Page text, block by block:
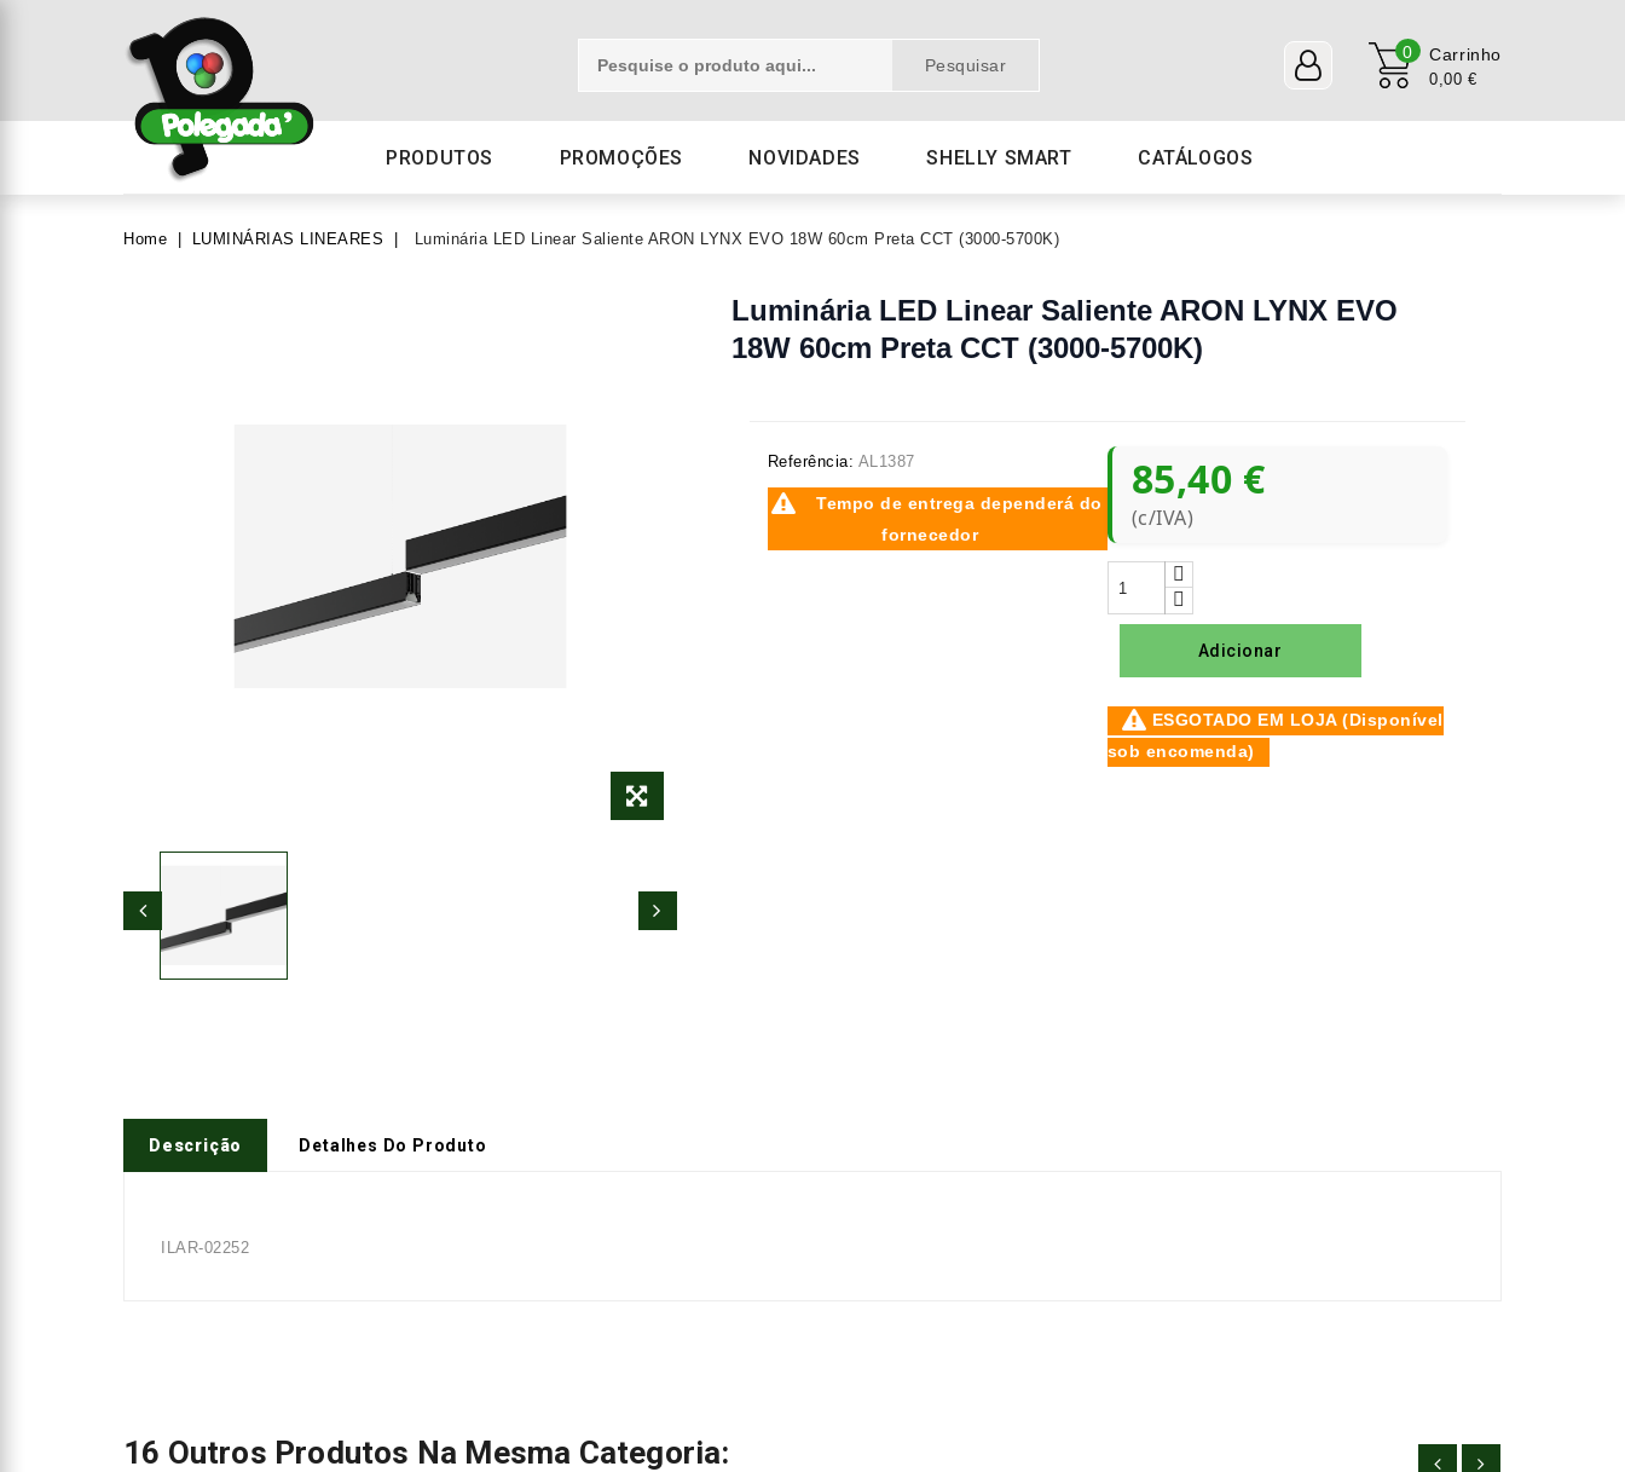
Carrinho
0,00 €
0
Pesquisar
PRODUTOS PROMOÇÕES NOVIDADES SHELLY SMART CATÁLOGOS
Home LUMINÁRIAS LINEARES Luminária LED Linear Saliente ARON LYNX EVO 18W 60cm Preta CCT (3000-5700K)
Luminária LED Linear Saliente ARON LYNX EVO
18W 60cm Preta CCT (3000-5700K)
Referência: AL1387
Tempo de entrega dependerá do
fornecedor
85,40 €
(c/IVA)
Adicionar
ESGOTADO EM LOJA (Disponível
sob encomenda)
Descrição Detalhes Do Produto
ILAR-02252
16 Outros Produtos Na Mesma Categoria: